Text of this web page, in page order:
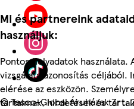
Mi és partnereink
használjuk:
Pontos helyadatok használata.
vizsgálata azonosítás
elérése az eszközön.
tartalmak, hirdetések és
©Tesco-Global Áruházak Zrt.